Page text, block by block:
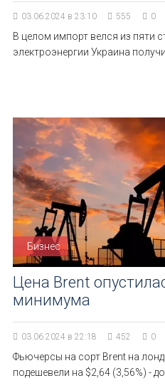
03.06.2024 в 23:10 555 0
В целом импорт велся из пяти
электроэнергии Украина
Бизнес
Цена Brent
минимума
03.06.2024 в 22:18 452 0
Фьючерсы на сорт Brent на
подешевели на $2,64 (3,56%) -